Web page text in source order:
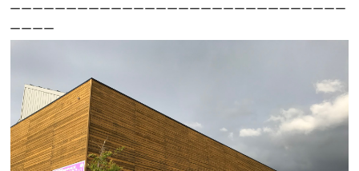
ーーーーーーーーーーーーーーーーーーーーーーーーーーーーーー
ーーーー